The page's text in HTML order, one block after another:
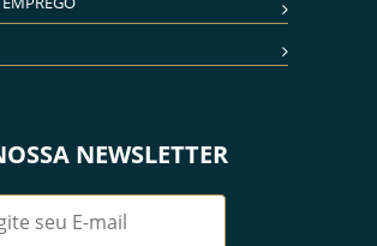
NEWSLETTER